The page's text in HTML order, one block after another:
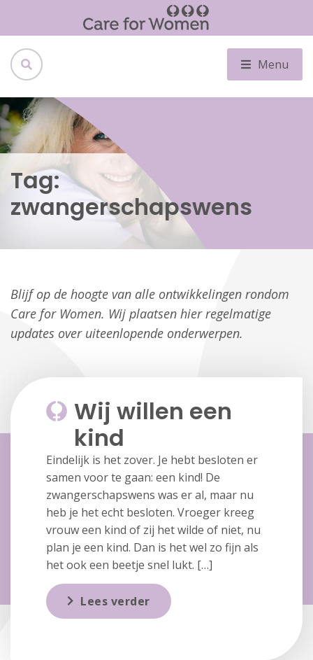
Menu
Tag:
zwangerschapswens
Blijf op de hoogte van alle ontwikkelingen rondom
Care for Women. Wij plaatsen hier regelmatige
updates over uiteenlopende onderwerpen.
Wij willen een
kind
Eindelijk is het zover. Je hebt besloten er
samen voor te gaan: een kind! De
zwangerschapswens was er al, maar nu
heb je het echt besloten. Vroeger kreeg
vrouw een kind of zij het wilde of niet, nu
plan je een kind. Dan is het wel zo fijn als
het ook een beetje snel lukt. […]
Lees verder